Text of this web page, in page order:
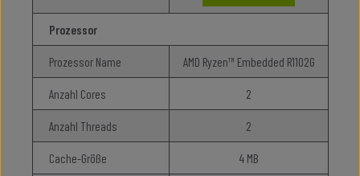
Prozessor
Prozessor Name AMD Ryzen™ Embedded R1102G
Anzahl Cores 2
Anzahl Threads 2
Cache-Größe 4 MB